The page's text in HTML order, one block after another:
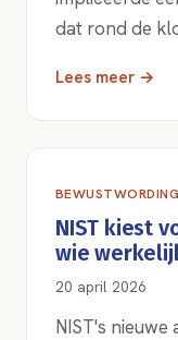
dat rond de
Lees meer →
BEWUSTWORDING
NIST kiest
wie
20 april 2026
NIST's nieuwe